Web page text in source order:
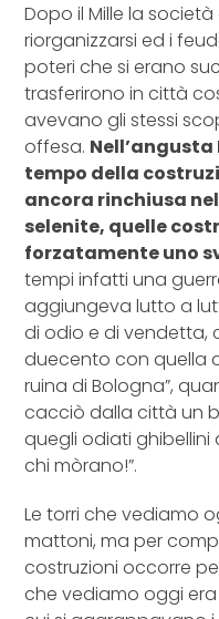
Dopo il Mille la
riorganizzarsi ed i
poteri che si erano
trasferirono in città
avevano gli stessi
offesa.
tempo della
ancora rinchiusa
selenite, quelle
forzatamente uno
tempi infatti una
aggiungeva lutto a
di odio e di vendetta,
duecento con quella
ruina di Bologna”,
cacciò dalla città un
quegli odiati ghibellini
chi mòrano!”.
Le torri che vediamo
mattoni, ma per
costruzioni occorre
che vediamo oggi